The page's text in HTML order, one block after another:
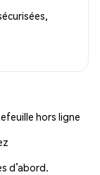
hors ligne
d’abord.